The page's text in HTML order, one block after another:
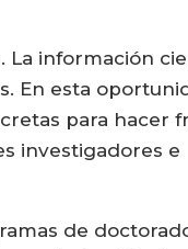
La información
En esta
para hacer
investigadores e
de